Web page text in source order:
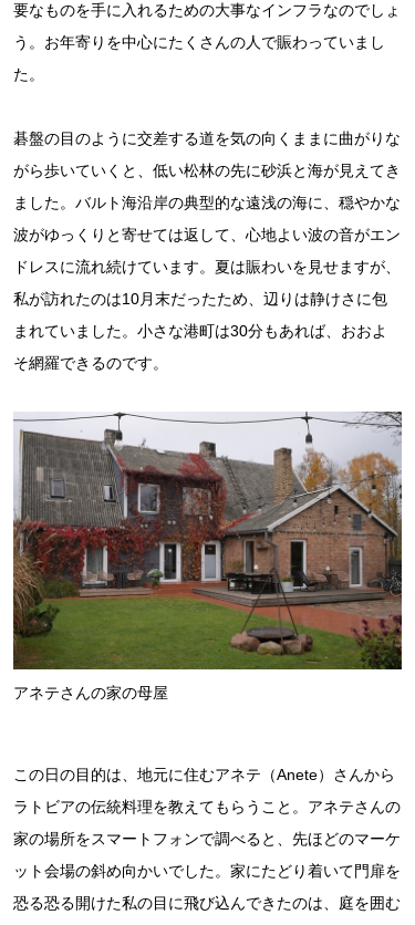
要なものを手に入れるための大事なインフラなのでしょ
う。お年寄りを中心にたくさんの人で賑わっていまし
た。
碁盤の目のように交差する道を気の向くままに曲がりな
がら歩いていくと、低い松林の先に砂浜と海が見えてき
ました。バルト海沿岸の典型的な遠浅の海に、穏やかな
波がゆっくりと寄せては返して、心地よい波の音がエン
ドレスに流れ続けています。夏は賑わいを見せますが、
私が訪れたのは10月末だったため、辺りは静けさに包
まれていました。小さな港町は30分もあれば、おおよ
そ網羅できるのです。
アネテさんの家の母屋
この日の目的は、地元に住むアネテ（Anete）さんから
ラトビアの伝統料理を教えてもらうこと。アネテさんの
家の場所をスマートフォンで調べると、先ほどのマーケ
ット会場の斜め向かいでした。家にたどり着いて門扉を
恐る恐る開けた私の目に飛び込んできたのは、庭を囲む